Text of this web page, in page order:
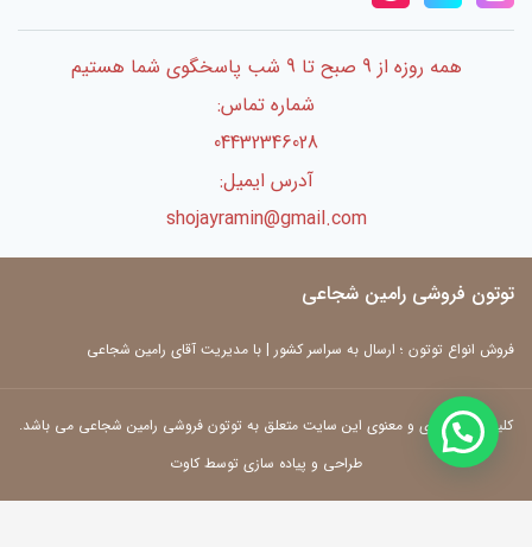
همه روزه از 9 صبح تا 9 شب پاسخگوی شما هستیم
شماره تماس:
04432346028
آدرس ایمیل:
shojayramin@gmail.com
توتون فروشی رامین شجاعی
فروش انواع توتون ؛ ارسال به سراسر کشور | با مدیریت آقای رامین شجاعی
کلیه حقوق مادی و معنوی این سایت متعلق به توتون فروشی رامین شجاعی می باشد.
طراحی و پیاده سازی توسط کاوت